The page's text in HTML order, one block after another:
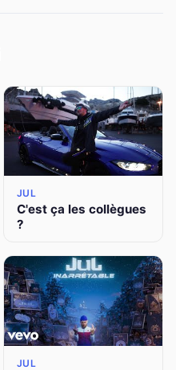
JUL
C'est ça les collègues
?
JUL